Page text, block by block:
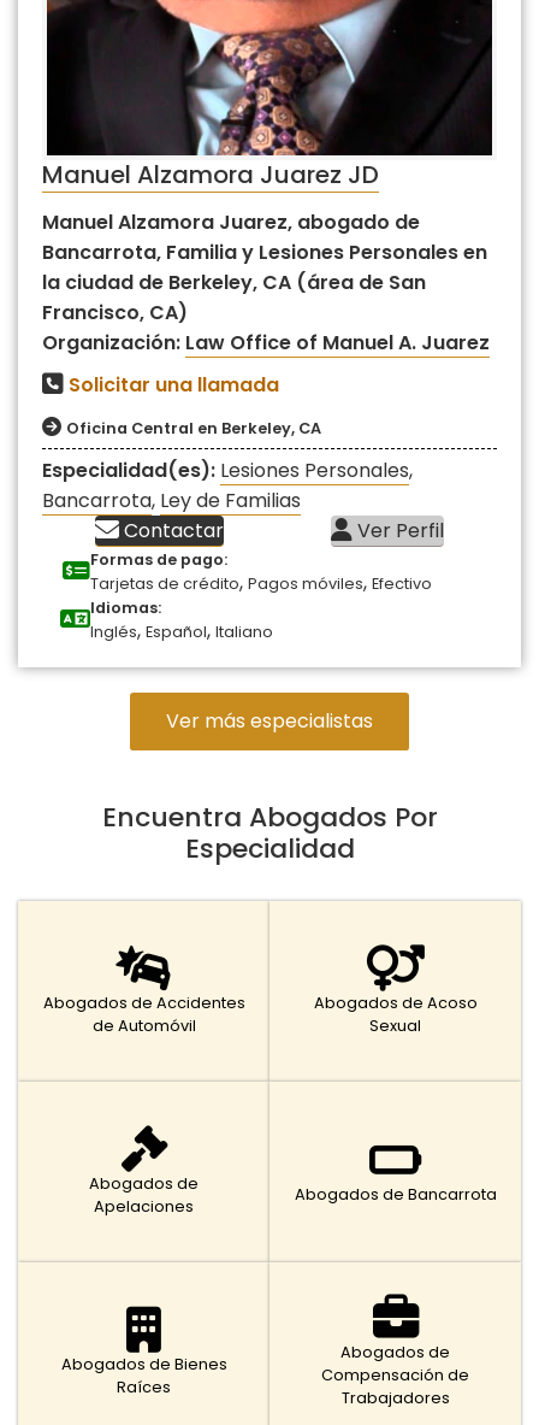
Manuel Alzamora Juarez JD
Manuel Alzamora Juarez, abogado de
Bancarrota, Familia y Lesiones Personales en
la ciudad de Berkeley, CA (área de San
Francisco, CA)
Organización: Law Office of Manuel A. Juarez
Solicitar una llamada
Oficina Central en Berkeley, CA
Especialidad(es): Lesiones Personales,
Bancarrota, Ley de Familias
Contactar
Ver Perfil
Formas de pago:
Tarjetas de crédito, Pagos móviles, Efectivo
Idiomas:
Inglés, Español, Italiano
Ver más especialistas
Encuentra Abogados Por
Especialidad
Abogados de Accidentes
de Automóvil
Abogados de Acoso
Sexual
Abogados de
Apelaciones
Abogados de Bancarrota
Abogados de Bienes
Raíces
Abogados de
Compensación de
Trabajadores